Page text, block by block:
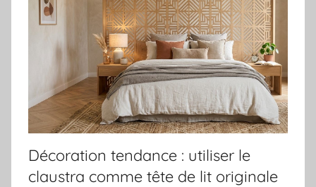
Décoration tendance : utiliser le
claustra comme tête de lit originale